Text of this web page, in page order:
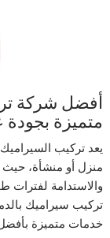
أفضل شركة
متميزة بجودة
يعد تركيب
منزل أو منشأة، حيث
والاستدامة
تركيب سيراميك
خدمات متميزة